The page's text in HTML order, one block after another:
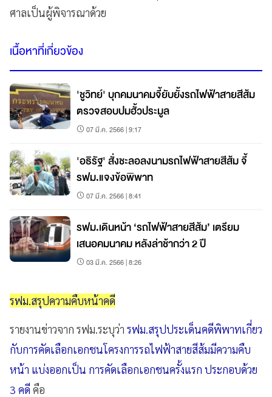
ศาลเป็นผู้พิจารณาด้วย
เนื้อหาที่เกี่ยวข้อง
'ชูวิทย์' บุกคมนาคมจี้ยับยั้งรถไฟฟ้าสายสีส้ม
ตรวจสอบปมฮั้วประมูล
07 มี.ค. 2566 | 9:17
'อธิรัฐ' สั่งชะลอลงนามรถไฟฟ้าสายสีส้ม จี้
รฟม.แจงข้อพิพาท
07 มี.ค. 2566 | 8:41
รฟม.เดินหน้า ‘รถไฟฟ้าสายสีส้ม’ เตรียม
เสนอคมนาคม หลังล่าช้ากว่า 2 ปี
03 มี.ค. 2566 | 8:26
รฟม.สรุปความคืบหน้าคดี
รายงานข่าวจาก รฟม.ระบุว่า รฟม.สรุปประเด็นคดีพิพาทเกี่ยว
กับการคัดเลือกเอกชนโครงการรถไฟฟ้าสายสีส้มมีความคืบ
หน้า แบ่งออกเป็น การคัดเลือกเอกชนครั้งแรก ประกอบด้วย
3 คดี คือ